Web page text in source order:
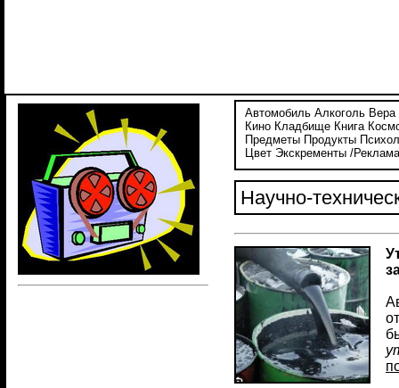
Автомобиль Алкоголь Вера
Кино Кладбище Книга
Предметы Продукты
Цвет Экскременты /
Научно-